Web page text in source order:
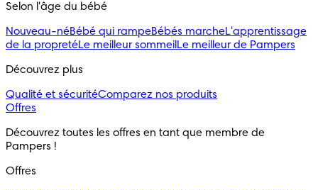
Selon l'âge du bébé
Nouveau-néBébé qui rampeBébés marcheL'apprentissage
de la propretéLe meilleur sommeil Le meilleur de Pampers
Découvrez plus
Qualité et sécuritéComparez nos produits
Offres
Découvrez toutes les offres en tant que membre de
Pampers !
Offres